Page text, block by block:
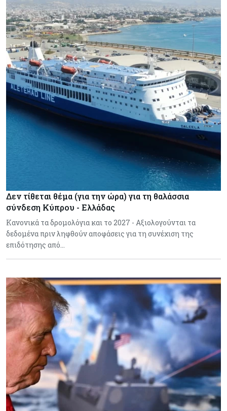
Δεν τίθεται θέμα (για την ώρα) για τη θαλάσσια
σύνδεση Κύπρου - Ελλάδας
Κανονικά τα δρομολόγια και το 2027 - Αξιολογούνται τα
δεδομένα πριν ληφθούν αποφάσεις για τη συνέχιση της
επιδότησης από…